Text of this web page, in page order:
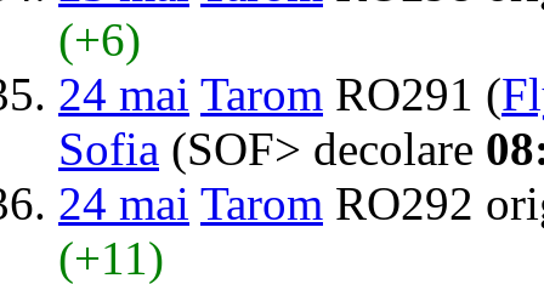
(+6)
24 mai Tarom RO291 (
Sofia (SOF> decolare
24 mai Tarom RO292
(+11)